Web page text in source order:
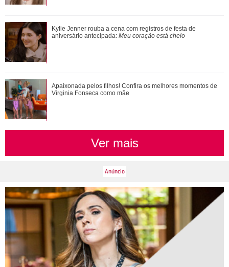
Kylie Jenner rouba a cena com registros de festa de
aniversário antecipada: Meu coração es...
Pais de três! Veja o que Zé Felipe e Virginia Fonseca já
falaram sobre a guarda das crian�...
Kylie Jenner rouba a cena com registros de festa de
aniversário antecipada: Meu coração está cheio
Apaixonada pelos filhos! Confira os melhores momentos de
Virginia Fonseca como mãe
Ver mais